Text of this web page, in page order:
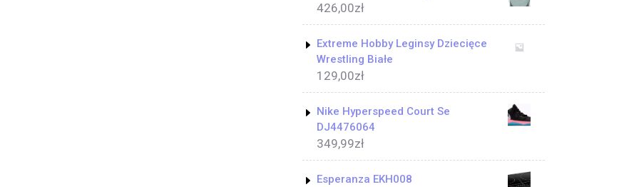
426,00zł
Extreme Hobby Leginsy Dziecięce
Wrestling Białe
129,00zł
Nike Hyperspeed Court Se
DJ4476064
349,99zł
Esperanza EKH008